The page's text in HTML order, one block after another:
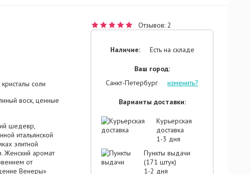
соли
воск, ценные
шедевр,
итальянской
элитной
Женский аромат
от
Венеры»
Отзывов: 2
Наличие: Есть на складе
Ваш город:
Санкт-Петербург
изменить?
Варианты доставки:
Курьерская
доставка
1-3 дня
Пункты выдачи
(171 штук)
1-2 дня